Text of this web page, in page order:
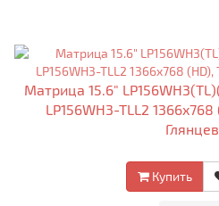
Матрица 15.6"
LP156WH3-TLL2
Купить